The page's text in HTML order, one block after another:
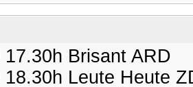
17.30h Brisant ARD
18.30h Leute Heute